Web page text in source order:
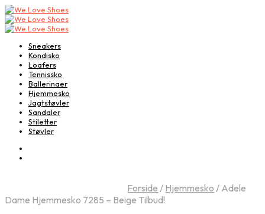
Sneakers
Kondisko
Loafers
Tennissko
Ballerinaer
Hjemmesko
Jagtstøvler
Sandaler
Stiletter
Støvler
Forside / Hjemmesko / Adele
Dame Hjemmesko 7285 – Beige Tilbud!